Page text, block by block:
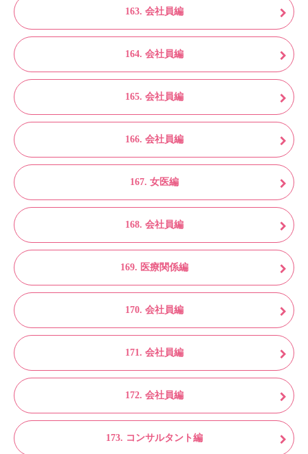
163. 会社員編
164. 会社員編
165. 会社員編
166. 会社員編
167. 女医編
168. 会社員編
169. 医療関係編
170. 会社員編
171. 会社員編
172. 会社員編
173. コンサルタント編